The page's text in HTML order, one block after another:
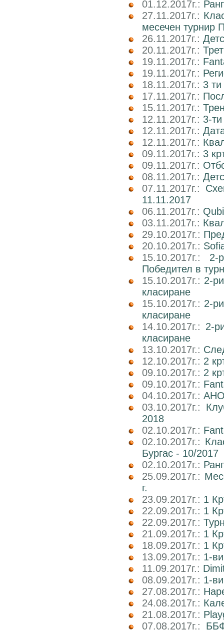
01.12.2017г.:
27.11.2017г.:
месечен турнир
26.11.2017г.:
20.11.2017г.:
19.11.2017г.:
19.11.2017г.:
18.11.2017г.: 3
17.11.2017г.:
15.11.2017г.:
12.11.2017г.: 3-
12.11.2017г.:
12.11.2017г.:
09.11.2017г.: 3
09.11.2017г.:
08.11.2017г.:
07.11.2017г.:
11.11.2017
06.11.2017г.:
03.11.2017г.:
29.10.2017г.:
20.10.2017г.:
15.10.2017г.: 2-
Победител в
15.10.2017г.: 2-
класиране
15.10.2017г.: 2-
класиране
14.10.2017г.: 2-
класиране
13.10.2017г.:
12.10.2017г.: 2
09.10.2017г.: 2
09.10.2017г.:
04.10.2017г.:
03.10.2017г.:
2018
02.10.2017г.:
02.10.2017г.:
Бургас - 10/2017
02.10.2017г.:
25.09.2017г.:
г.
23.09.2017г.: 1
22.09.2017г.: 1
22.09.2017г.:
21.09.2017г.: 1
18.09.2017г.: 1
13.09.2017г.: 1-
11.09.2017г.:
08.09.2017г.: 1-
27.08.2017г.:
24.08.2017г.:
21.08.2017г.:
07.08.2017г.: